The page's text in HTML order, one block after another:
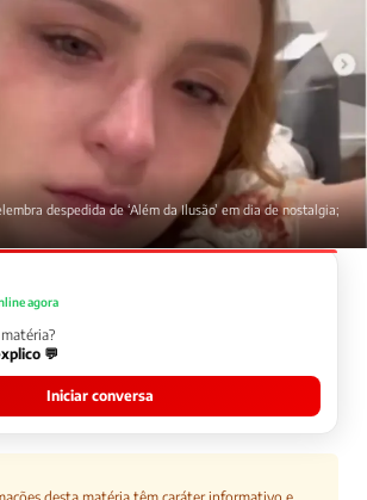
despedida de ‘Além da Ilusão’ em dia de nostalgia;
agora
💬
Iniciar conversa